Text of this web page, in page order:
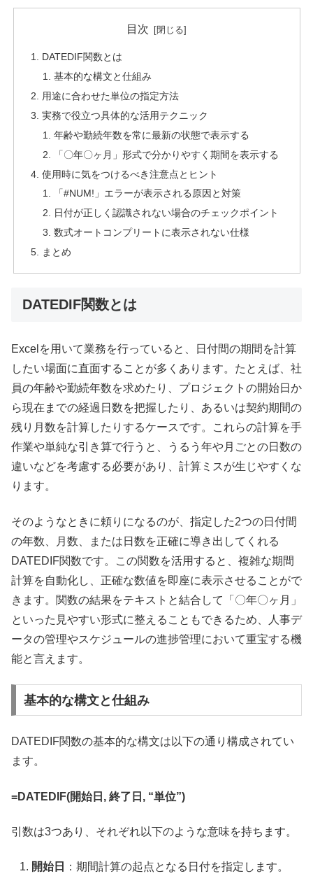
目次
DATEDIF関数とは
基本的な構文と仕組み
用途に合わせた単位の指定方法
実務で役立つ具体的な活用テクニック
年齢や勤続年数を常に最新の状態で表示する
「〇年〇ヶ月」形式で分かりやすく期間を表示する
使用時に気をつけるべき注意点とヒント
「#NUM!」エラーが表示される原因と対策
日付が正しく認識されない場合のチェックポイント
数式オートコンプリートに表示されない仕様
まとめ
DATEDIF関数とは
Excelを用いて業務を行っていると、日付間の期間を計算
したい場面に直面することが多くあります。たとえば、社
員の年齢や勤続年数を求めたり、プロジェクトの開始日か
ら現在までの経過日数を把握したり、あるいは契約期間の
残り月数を計算したりするケースです。これらの計算を手
作業や単純な引き算で行うと、うるう年や月ごとの日数の
違いなどを考慮する必要があり、計算ミスが生じやすくな
ります。
そのようなときに頼りになるのが、指定した2つの日付間
の年数、月数、または日数を正確に導き出してくれる
DATEDIF関数です。この関数を活用すると、複雑な期間
計算を自動化し、正確な数値を即座に表示させることがで
きます。関数の結果をテキストと結合して「〇年〇ヶ月」
といった見やすい形式に整えることもできるため、人事デ
ータの管理やスケジュールの進捗管理において重宝する機
能と言えます。
基本的な構文と仕組み
DATEDIF関数の基本的な構文は以下の通り構成されてい
ます。
=DATEDIF(開始日, 終了日, “単位”)
引数は3つあり、それぞれ以下のような意味を持ちます。
開始日
：期間計算の起点となる日付を指定します。